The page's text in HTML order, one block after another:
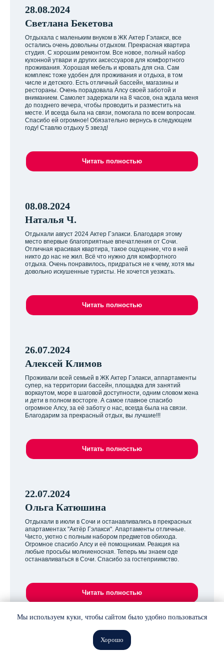
28.08.2024
Светлана Бекетова
Отдыхала с маленьким внуком в ЖК Актер Гэлакси, все
остались очень довольны отдыхом. Прекрасная квартира
студия. С хорошим ремонтом. Все новое, полный набор
кухонной утвари и других аксессуаров для комфортного
проживания. Хорошая мебель и кровать для сна. Сам
комплекс тоже удобен для проживания и отдыха, в том
числе и детского. Есть отличный бассейн, магазины и
рестораны. Очень порадовала Алсу своей заботой и
вниманием. Самолет задержали на 8 часов, она ждала меня
до позднего вечера, чтобы проводить и разместить на
месте. И всегда была на связи, помогала по всем вопросам.
Спасибо ей огромное! Обязательно вернусь в следующем
году! Ставлю отдыху 5 звезд!
Читать полностью
08.08.2024
Наталья Ч.
Отдыхали август 2024 Актер Гэлакси. Благодаря этому
место впервые благоприятные впечатления от Сочи.
Отличная красивая квартира, такое ощущение, что в ней
никто до нас не жил. Всё что нужно для комфортного
отдыха. Очень понравилось, придраться не к чему, хотя мы
довольно искушенные туристы. Не хочется уезжать.
Читать полностью
26.07.2024
Алексей Климов
Проживали всей семьей в ЖК Актер Гэлакси, аппартаменты
супер, на территории бассейн, площадка для занятий
воркаутом, море в шаговой доступности, одним словом жена
и дети в полном восторге. А самое главное спасибо
огромное Алсу, за её заботу о нас, всегда была на связи.
Благодарим за прекрасный отдых, вы лучшие!!!
Читать полностью
22.07.2024
Ольга Катюшина
Отдыхали в июли в Сочи и останавливались в прекрасных
апартаментах "Актёр Гэлакси". Апартаменты отличные.
Чисто, уютно с полным набором предметов обихода.
Огромное спасибо Алсу и её помощникам. Реакция на
любые просьбы молниеносная. Теперь мы знаем оде
останавливаться в Сочи. Спасибо за гостеприимство.
Читать полностью
Зарина Макарова
Мы используем куки, чтобы сайтом было удобно пользоваться
Хорошо